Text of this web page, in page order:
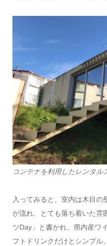
コンテナを利用したレンタル
入ってみると、室内は木目の
が流れ、とても落ち着いた雰
ツDay」と書かれ、県内産ワ
フトドリンクだけとシンプル